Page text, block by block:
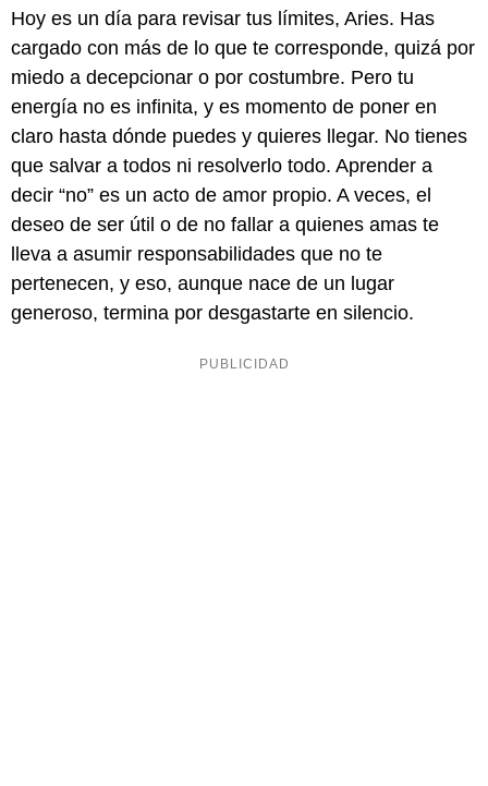
Hoy es un día para revisar tus límites, Aries. Has
cargado con más de lo que te corresponde, quizá por
miedo a decepcionar o por costumbre. Pero tu
energía no es infinita, y es momento de poner en
claro hasta dónde puedes y quieres llegar. No tienes
que salvar a todos ni resolverlo todo. Aprender a
decir “no” es un acto de amor propio. A veces, el
deseo de ser útil o de no fallar a quienes amas te
lleva a asumir responsabilidades que no te
pertenecen, y eso, aunque nace de un lugar
generoso, termina por desgastarte en silencio.